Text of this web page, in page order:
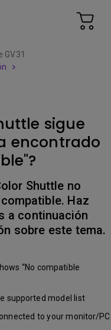
GV31
sigue
encontrado
Shuttle no
Haz
a continuación
sobre este tema.
“No compatible
supported model list
to your monitor/PC